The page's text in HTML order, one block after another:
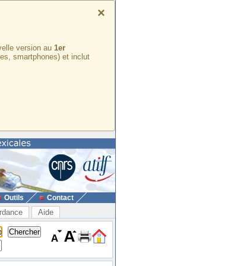
×
version au 1er
smartphones) et inclut
Outils Contact
Aide